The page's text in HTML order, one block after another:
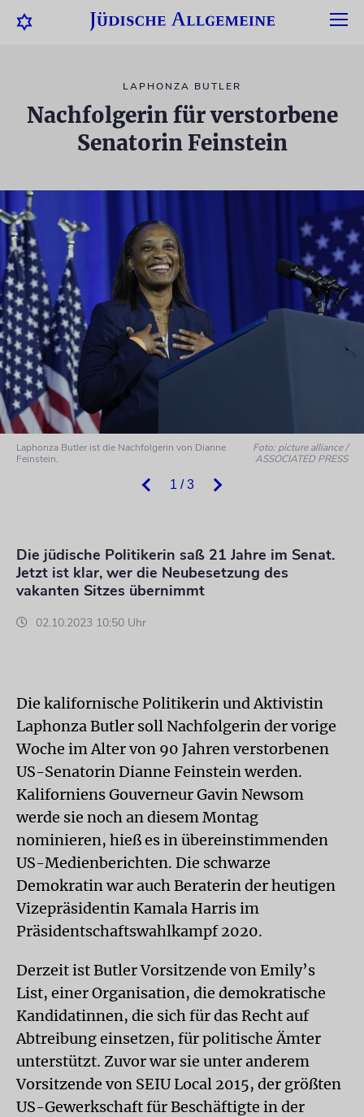
LAPHONZA BUTLER
Nachfolgerin für verstorbene
Senatorin Feinstein
1 / 3
Laphonza Butler ist die Nachfolgerin von Dianne
Feinstein.
Foto: picture alliance /
ASSOCIATED PRESS
Die jüdische Politikerin saß 21 Jahre im Senat.
Jetzt ist klar, wer die Neubesetzung des
vakanten Sitzes übernimmt
02.10.2023 10:50 Uhr
Die kalifornische Politikerin und Aktivistin
Laphonza Butler soll Nachfolgerin der vorige
Woche im Alter von 90 Jahren verstorbenen
US-Senatorin Dianne Feinstein werden.
Kaliforniens Gouverneur Gavin Newsom
werde sie noch an diesem Montag
nominieren, hieß es in übereinstimmenden
US-Medienberichten. Die schwarze
Demokratin war auch Beraterin der heutigen
Vizepräsidentin Kamala Harris im
Präsidentschaftswahlkampf 2020.
Derzeit ist Butler Vorsitzende von Emily’s
List, einer Organisation, die demokratische
Kandidatinnen, die sich für das Recht auf
Abtreibung einsetzen, für politische Ämter
unterstützt. Zuvor war sie unter anderem
Vorsitzende von SEIU Local 2015, der größten
US-Gewerkschaft für Beschäftigte in der